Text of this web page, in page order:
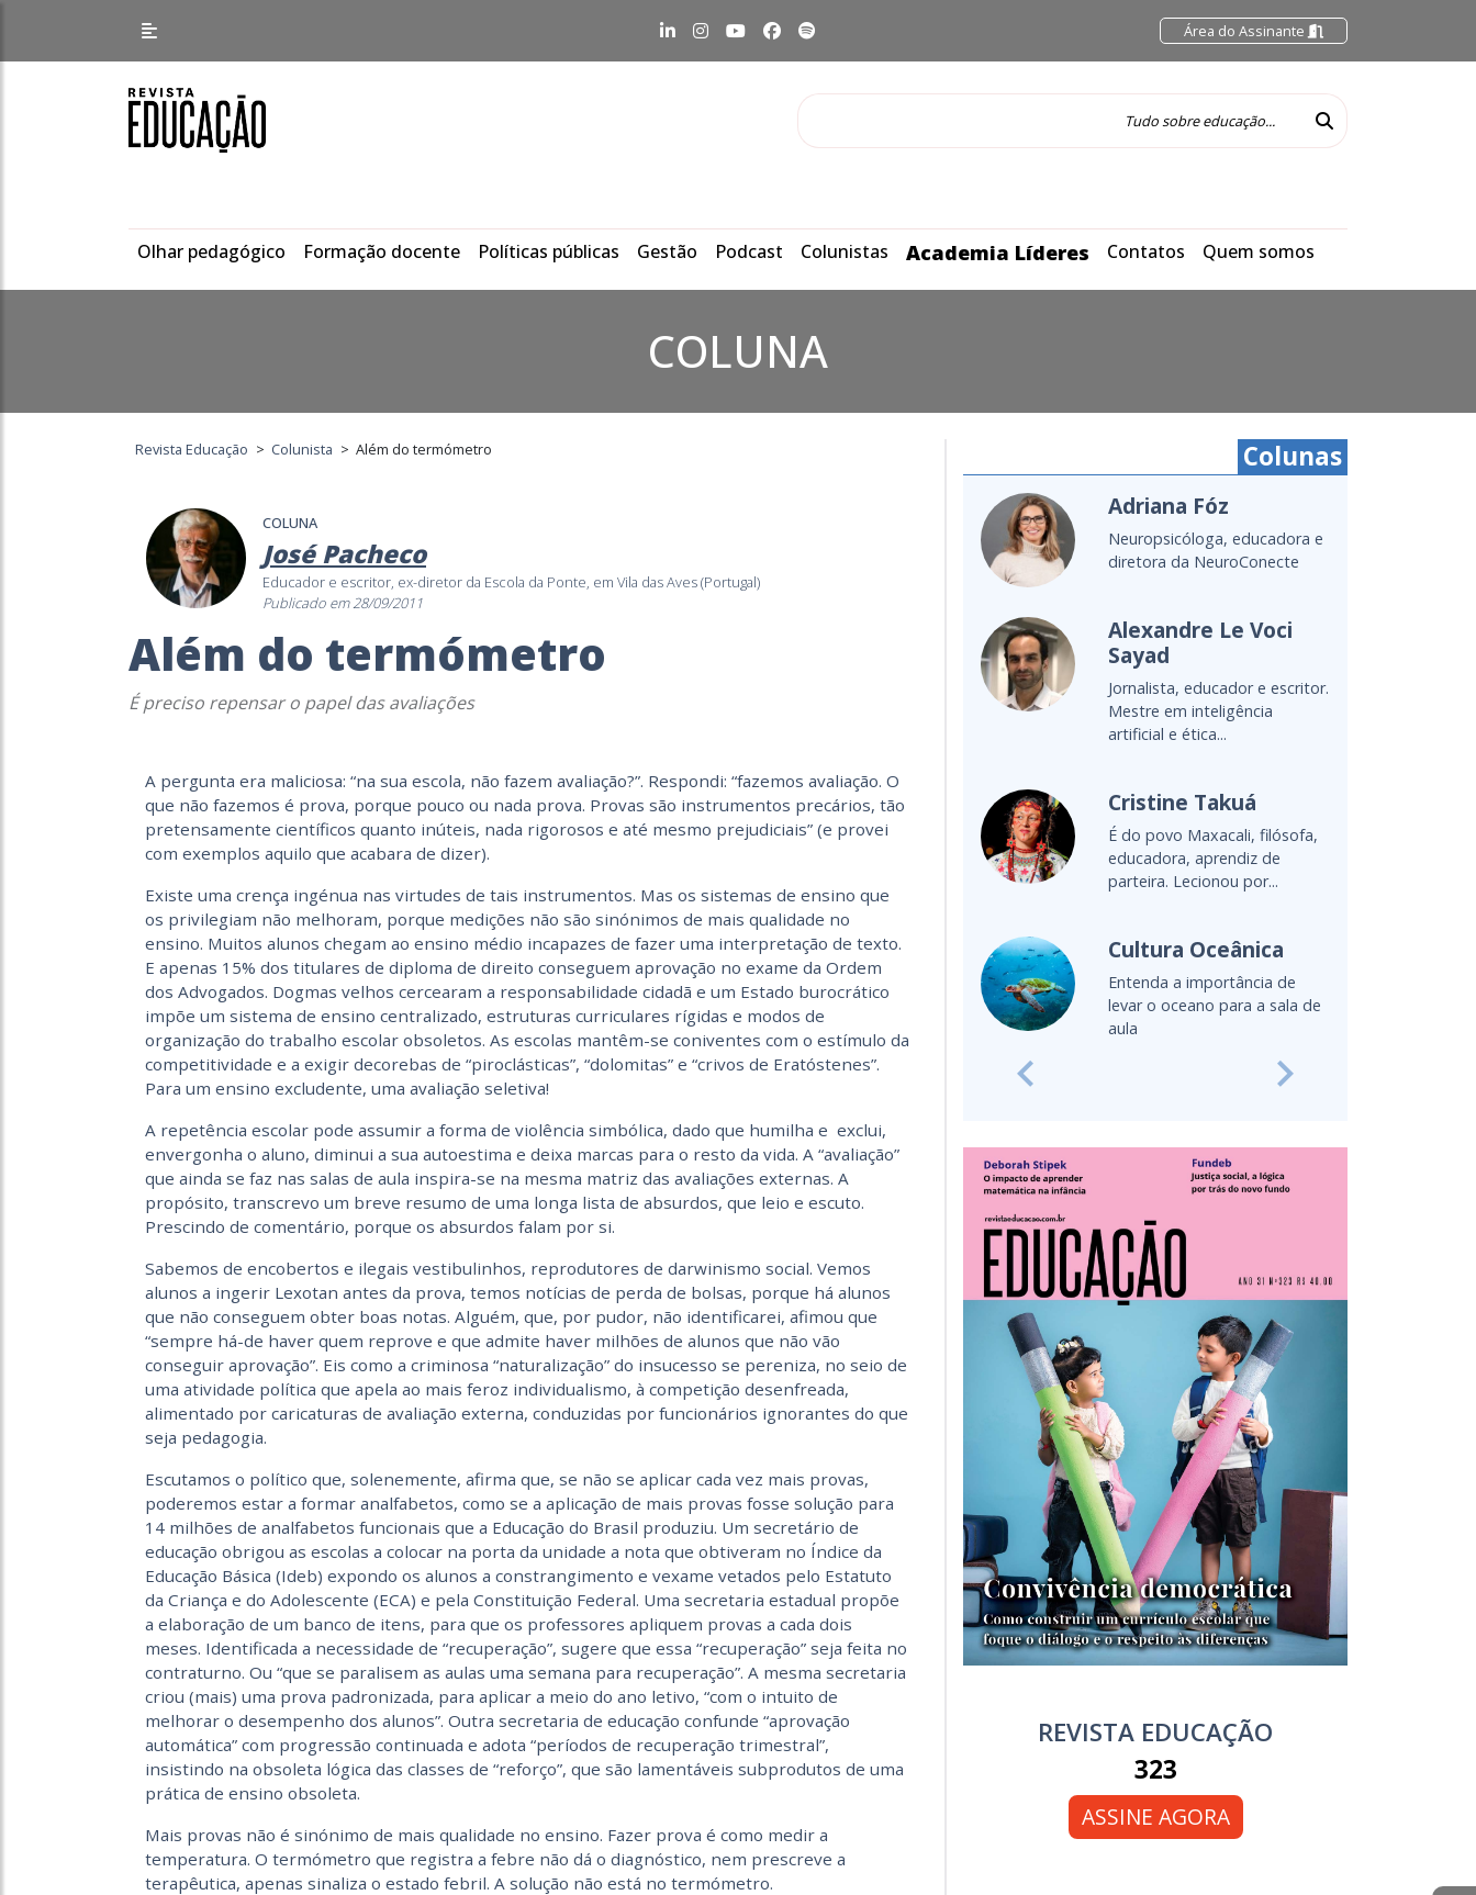
Área do Assinante
Olhar pedagógico Formação docente Políticas públicas Gestão Podcast Colunistas Academia Líderes Contatos Quem somos
COLUNA
Revista Educação > Colunista > Além do termómetro
COLUNA
José Pacheco
Educador e escritor, ex-diretor da Escola da Ponte, em Vila das Aves (Portugal)
Publicado em 28/09/2011
Além do termómetro
É preciso repensar o papel das avaliações
A pergunta era maliciosa: “na sua escola, não fazem avaliação?”. Respondi: “fazemos avaliação. O
que não fazemos é prova, porque pouco ou nada prova. Provas são instrumentos precários, tão
pretensamente científicos quanto inúteis, nada rigorosos e até mesmo prejudiciais” (e provei
com exemplos aquilo que acabara de dizer).
Existe uma crença ingénua nas virtudes de tais instrumentos. Mas os sistemas de ensino que
os privilegiam não melhoram, porque medições não são sinónimos de mais qualidade no
ensino. Muitos alunos chegam ao ensino médio incapazes de fazer uma interpretação de texto.
E apenas 15% dos titulares de diploma de direito conseguem aprovação no exame da Ordem
dos Advogados. Dogmas velhos cercearam a responsabilidade cidadã e um Estado burocrático
impõe um sistema de ensino centralizado, estruturas curriculares rígidas e modos de
organização do trabalho escolar obsoletos. As escolas mantêm-se coniventes com o estímulo da
competitividade e a exigir decorebas de “piroclásticas”, “dolomitas” e “crivos de Eratóstenes”.
Para um ensino excludente, uma avaliação seletiva!
A repetência escolar pode assumir a forma de violência simbólica, dado que humilha e exclui,
envergonha o aluno, diminui a sua autoestima e deixa marcas para o resto da vida. A “avaliação”
que ainda se faz nas salas de aula inspira-se na mesma matriz das avaliações externas. A
propósito, transcrevo um breve resumo de uma longa lista de absurdos, que leio e escuto.
Prescindo de comentário, porque os absurdos falam por si.
Sabemos de encobertos e ilegais vestibulinhos, reprodutores de darwinismo social. Vemos
alunos a ingerir Lexotan antes da prova, temos notícias de perda de bolsas, porque há alunos
que não conseguem obter boas notas. Alguém, que, por pudor, não identificarei, afimou que
“sempre há-de haver quem reprove e que admite haver milhões de alunos que não vão
conseguir aprovação”. Eis como a criminosa “naturalização” do insucesso se pereniza, no seio de
uma atividade política que apela ao mais feroz individualismo, à competição desenfreada,
alimentado por caricaturas de avaliação externa, conduzidas por funcionários ignorantes do que
seja pedagogia.
Escutamos o político que, solenemente, afirma que, se não se aplicar cada vez mais provas,
poderemos estar a formar analfabetos, como se a aplicação de mais provas fosse solução para
14 milhões de analfabetos funcionais que a Educação do Brasil produziu. Um secretário de
educação obrigou as escolas a colocar na porta da unidade a nota que obtiveram no Índice da
Educação Básica (Ideb) expondo os alunos a constrangimento e vexame vetados pelo Estatuto
da Criança e do Adolescente (ECA) e pela Constituição Federal. Uma secretaria estadual propõe
a elaboração de um banco de itens, para que os professores apliquem provas a cada dois
meses. Identificada a necessidade de “recuperação”, sugere que essa “recuperação” seja feita no
contraturno. Ou “que se paralisem as aulas uma semana para recuperação”. A mesma secretaria
criou (mais) uma prova padronizada, para aplicar a meio do ano letivo, “com o intuito de
melhorar o desempenho dos alunos”. Outra secretaria de educação confunde “aprovação
automática” com progressão continuada e adota “períodos de recuperação trimestral”,
insistindo na obsoleta lógica das classes de “reforço”, que são lamentáveis subprodutos de uma
prática de ensino obsoleta.
Mais provas não é sinónimo de mais qualidade no ensino. Fazer prova é como medir a
temperatura. O termómetro que registra a febre não dá o diagnóstico, nem prescreve a
terapêutica, apenas sinaliza o estado febril. A solução não está no termómetro.
Colunas
Adriana Fóz
Neuropsicóloga, educadora e
diretora da NeuroConecte
Alexandre Le Voci
Jornalista, educador e escritor.
Mestre em inteligência
Cristine Takuá
É do povo Maxacali, filósofa,
educadora, aprendiz de
parteira. Lecionou por...
Cultura Oceânica
Entenda a importância de
levar o oceano para a sala de
Mestre em letras e
Professor e escritor
Primeira sul-americana
Colégio Santa Cruz, SP.
Previous Next
REVISTA EDUCAÇÃO
323
ASSINE AGORA